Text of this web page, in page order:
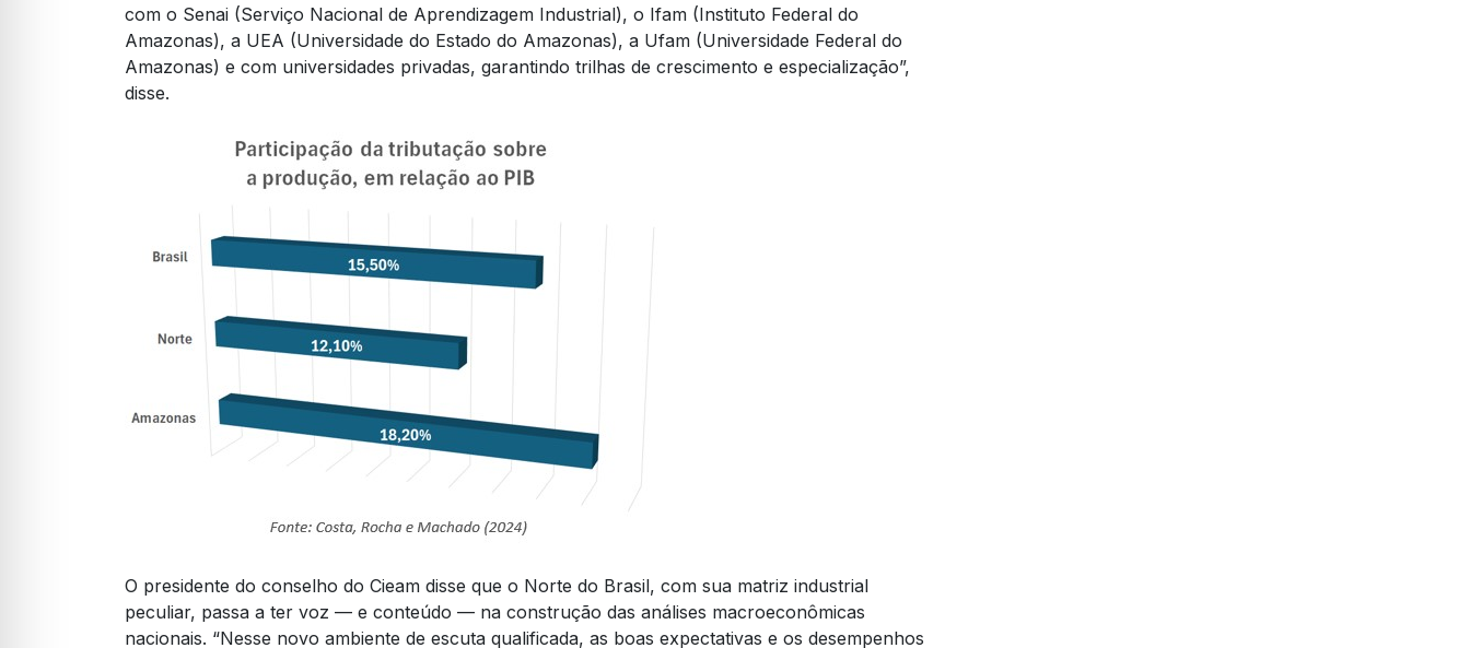
com o Senai (Serviço Nacional de Aprendizagem Industrial), o Ifam (Instituto Federal do
Amazonas), a UEA (Universidade do Estado do Amazonas), a Ufam (Universidade Federal do
Amazonas) e com universidades privadas, garantindo trilhas de crescimento e especialização”,
disse.
O presidente do conselho do Cieam disse que o Norte do Brasil, com sua matriz industrial
peculiar, passa a ter voz — e conteúdo — na construção das análises macroeconômicas
nacionais. “Nesse novo ambiente de escuta qualificada, as boas expectativas e os desempenhos